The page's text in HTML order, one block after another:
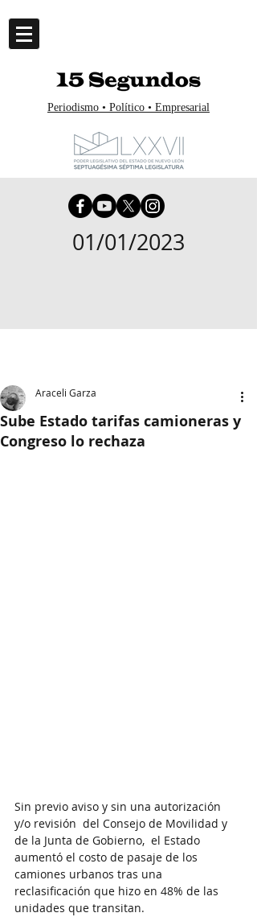
Periodismo • Político • Empresarial
01/01/2023
Sube Estado tarifas camioneras y
Congreso lo rechaza
Araceli Garza
Sin previo aviso y sin una autorización
y/o revisión  del Consejo de Movilidad y
de la Junta de Gobierno,  el Estado
aumentó el costo de pasaje de los
camiones urbanos tras una
reclasificación que hizo en 48% de las
unidades que transitan.